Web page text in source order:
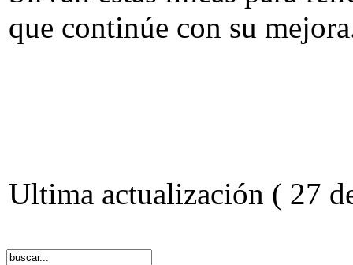
que continúe con su
Ultima actualización ( 27